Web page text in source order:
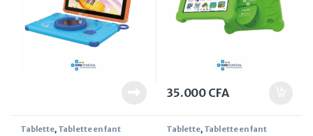
35.000 CFA
Tablette, Tablette enfant Tablette, Tablette enfant